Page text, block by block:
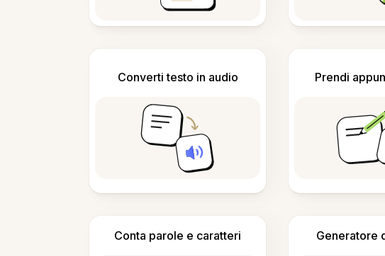
Converti testo in audio Prendi
Conta parole e caratteri Generatore